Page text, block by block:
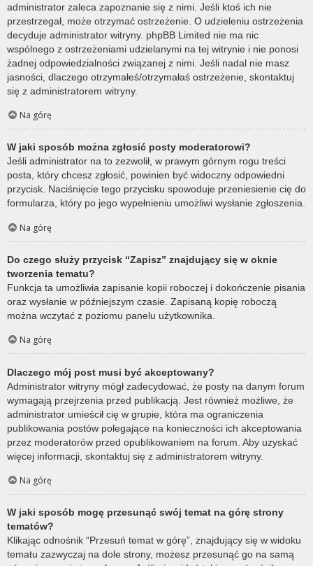
administrator zaleca zapoznanie się z nimi. Jeśli ktoś ich nie
przestrzegał, może otrzymać ostrzeżenie. O udzieleniu ostrzeżenia
decyduje administrator witryny. phpBB Limited nie ma nic
wspólnego z ostrzeżeniami udzielanymi na tej witrynie i nie ponosi
żadnej odpowiedzialności związanej z nimi. Jeśli nadal nie masz
jasności, dlaczego otrzymałeś/otrzymałaś ostrzeżenie, skontaktuj
się z administratorem witryny.
Na górę
W jaki sposób można zgłosić posty moderatorowi?
Jeśli administrator na to zezwolił, w prawym górnym rogu treści
posta, który chcesz zgłosić, powinien być widoczny odpowiedni
przycisk. Naciśnięcie tego przycisku spowoduje przeniesienie cię do
formularza, który po jego wypełnieniu umożliwi wysłanie zgłoszenia.
Na górę
Do czego służy przycisk “Zapisz” znajdujący się w oknie
tworzenia tematu?
Funkcja ta umożliwia zapisanie kopii roboczej i dokończenie pisania
oraz wysłanie w późniejszym czasie. Zapisaną kopię roboczą
można wczytać z poziomu panelu użytkownika.
Na górę
Dlaczego mój post musi być akceptowany?
Administrator witryny mógł zadecydować, że posty na danym forum
wymagają przejrzenia przed publikacją. Jest również możliwe, że
administrator umieścił cię w grupie, która ma ograniczenia
publikowania postów polegające na konieczności ich akceptowania
przez moderatorów przed opublikowaniem na forum. Aby uzyskać
więcej informacji, skontaktuj się z administratorem witryny.
Na górę
W jaki sposób mogę przesunąć swój temat na górę strony
tematów?
Klikając odnośnik “Przesuń temat w górę”, znajdujący się w widoku
tematu zazwyczaj na dole strony, możesz przesunąć go na samą